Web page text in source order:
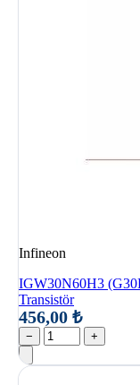
Infineon
IGW30N60H3
Transistör
456,00 ₺
− +